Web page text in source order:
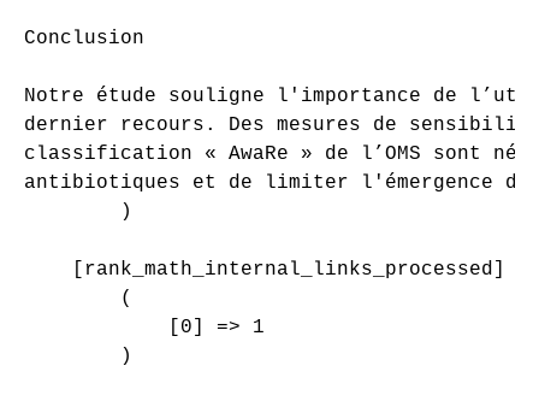
Conclusion
Notre étude souligne l'importance de
dernier recours. Des mesures de
classification « AwaRe » de l’OMS sont
antibiotiques et de limiter l'émergence
        )
[rank_math_internal_links_processed]
        (
            [0] => 1
        )